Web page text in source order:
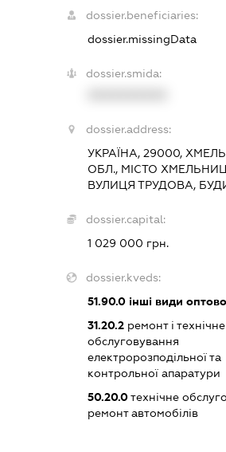
dossier.beneficiaries:
dossier.missingData
dossier.smida:
dossier.address:
УКРАЇНА, 29000,
ОБЛ., МІСТО
ВУЛИЦЯ ТРУДОВА,
dossier.capital:
1 029 000 грн.
dossier.kveds:
51.90.0 інші види
31.20.2 ремонт і технічне
обслуговування
електророзподільної та
контрольної апаратури
50.20.0технічне
ремонт автомобілів